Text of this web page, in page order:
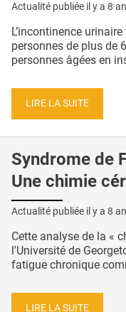
Actualité publiée il y a 8
L’incontinence
personnes de plus de
personnes âgées en
LIRE LA SUITE
Syndrome de
Une chimie
Actualité publiée il y a 8
Cette analyse de la «
l'Université de
fatigue chronique
LIRE LA SUITE